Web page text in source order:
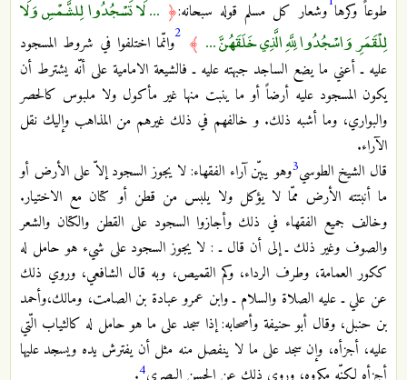
طوعاً وكرها وشعار كل مسلم قوله سبحانه:﴿ ... لَا تَسْجُدُوا لِلشَّمْسِ وَلَا
لِلْقَمَرِ وَاسْجُدُوا لِلَّهِ الَّذِي خَلَقَهُنَّ ... ﴾ 2وانّما اختلفوا في شروط المسجود
عليه ـ أعني ما يضع الساجد جبهته عليه ـ فالشيعة الامامية على أنّه يشترط أن
يكون المسجود عليه أرضاً أو ما ينبت منها غير مأكول ولا ملبوس كالحصر
والبواري، وما أشبه ذلك. و خالفهم في ذلك غيرهم من المذاهب وإليك نقل
الآراء.
قال الشيخ الطوسي3وهو يبيّن آراء الفقهاء: لا يجوز السجود إلاّ على الأرض أو
ما أنبتته الأرض ممّا لا يؤكل ولا يلبس من قطن أو كتان مع الاختيار.
وخالف جميع الفقهاء في ذلك وأجازوا السجود على القطن والكتان والشعر
والصوف وغير ذلك ـ إلى أن قال ـ : لا يجوز السجود على شيء هو حامل له
ككور العمامة، وطرف الرداء، وكم القميص، وبه قال الشافعي، وروي ذلك
عن علي ـ عليه الصلاة والسلام ـ وابن عمرو عبادة بن الصامت، ومالك،وأحمد
بن حنبل، وقال أبو حنيفة وأصحابه: إذا سجد على ما هو حامل له كالثياب الّتي
عليه، أجزأه، وإن سجد على ما لا ينفصل منه مثل أن يفترش يده ويسجد عليها
4